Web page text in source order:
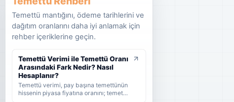
Temettü mantığını, ödeme tarihlerini ve
dağıtım oranlarını daha iyi anlamak için
rehber içeriklerine geçin.
Temettü Verimi ile Temettü Oranı
Arasındaki Fark Nedir? Nasıl
Hesaplanır?
Temettü verimi, pay başına temettünün
hissenin piyasa fiyatına oranını; temettü